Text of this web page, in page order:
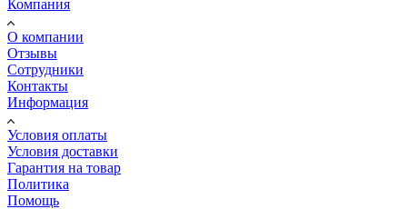
Компания
О компании
Отзывы
Сотрудники
Контакты
Информация
Условия оплаты
Условия доставки
Гарантия на товар
Политика
Помощь